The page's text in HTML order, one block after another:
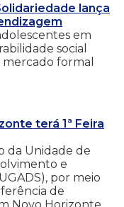
lança
em
social
formal
terá 1ª Feira
da Unidade de
e
por meio
de
Novo Horizonte